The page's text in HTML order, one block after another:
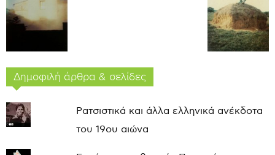
Δημοφιλή άρθρα & σελίδες
Ρατσιστικά και άλλα ελληνικά ανέκδοτα
του 19ου αιώνα